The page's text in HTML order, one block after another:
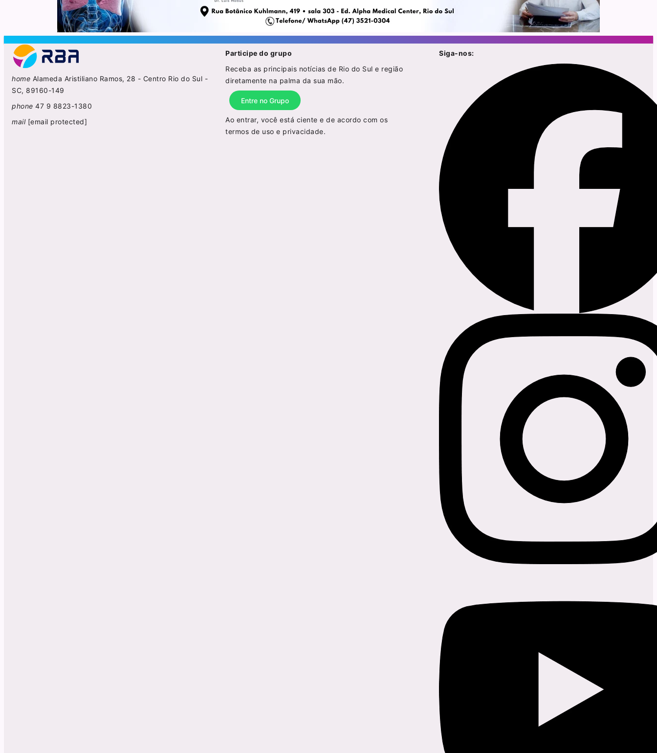
home Alameda Aristiliano Ramos, 28 - Centro Rio do Sul -
SC, 89160-149
phone 47 9 8823-1380
mail [email protected]
Participe do grupo
Receba as principais notícias de Rio do Sul e região
diretamente na palma da sua mão.
Entre no Grupo
Ao entrar, você está ciente e de acordo com os
termos de uso e privacidade.
Siga-nos: